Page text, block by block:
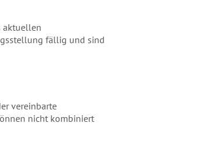
aktuellen
fällig und sind
vereinbarte
nicht kombiniert